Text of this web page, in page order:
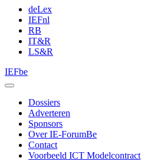
deLex
IEFnl
RB
IT&R
LS&R
IEFbe
Dossiers
Adverteren
Sponsors
Over IE-ForumBe
Contact
Voorbeeld ICT Modelcontract